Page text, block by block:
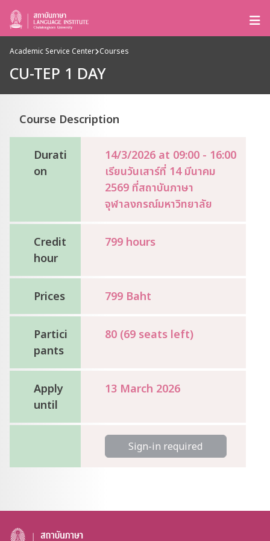
Academic Service Center Courses
CU-TEP 1 DAY
Course Description
Durati
on
14/3/2026 at 09:00 - 16:00
เรียนวันเสาร์ที่ 14 มีนาคม
2569 ที่สถาบันภาษา
จุฬาลงกรณ์มหาวิทยาลัย
Credit
hour
799 hours
Prices 799 Baht
Partici
pants
80 (69 seats left)
Apply
until
13 March 2026
Sign-in required